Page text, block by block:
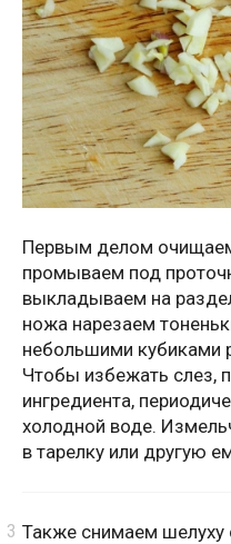
Первым делом
промываем под
выкладываем на
ножа нарезаем
небольшими кубиками
Чтобы избежать слез,
ингредиента,
холодной воде.
в тарелку или другую
Также снимаем шелуху